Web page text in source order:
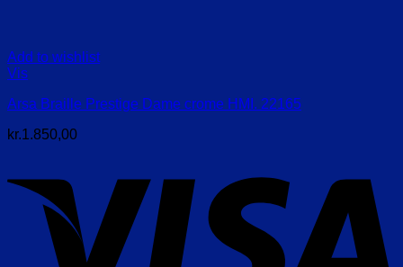
Add to wishlist
Vis
Arsa Braille Prestige Dame crome HMI. 22165
kr.1.850,00